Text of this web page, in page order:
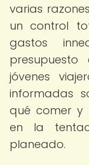
varias
un control
gastos
jóvenes
informadas
qué comer y
en la
planeado.